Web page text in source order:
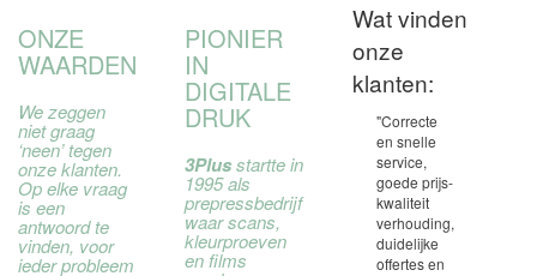
ONZE
WAARDEN
We zeggen
niet graag
‘neen’ tegen
onze klanten.
Op elke vraag
is een
antwoord te
vinden, voor
ieder probleem
PIONIER
IN
DIGITALE
DRUK
3Plusstartte in
1995 als
prepressbedrijf
waar scans,
kleurproeven
en films
Wat vinden
onze
klanten:
"Correcte
en snelle
service,
goede prijs-
kwaliteit
verhouding,
duidelijke
offertes en